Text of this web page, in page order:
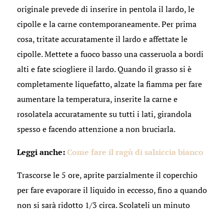
originale prevede di inserire in pentola il lardo, le
cipolle e la carne contemporaneamente. Per prima
cosa, tritate accuratamente il lardo e affettate le
cipolle. Mettete a fuoco basso una casseruola a bordi
alti e fate sciogliere il lardo. Quando il grasso si è
completamente liquefatto, alzate la fiamma per fare
aumentare la temperatura, inserite la carne e
rosolatela accuratamente su tutti i lati, girandola
spesso e facendo attenzione a non bruciarla.
Leggi anche:Come fare il ragù di salsiccia bianco
Trascorse le 5 ore, aprite parzialmente il coperchio
per fare evaporare il liquido in eccesso, fino a quando
non si sarà ridotto 1/3 circa. Scolateli un minuto